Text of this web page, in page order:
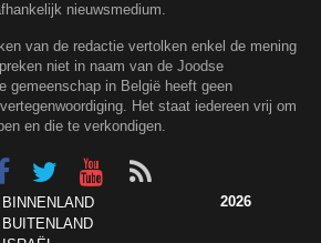
nieuwsmedium.
van de redactie vertolken enkel de mening
niet in naam van de Joodse
gemeenschap in België heeft geen
Het staat iedereen vrij om
en die te verkondigen.
BINNENLAND
BUITENLAND
2026